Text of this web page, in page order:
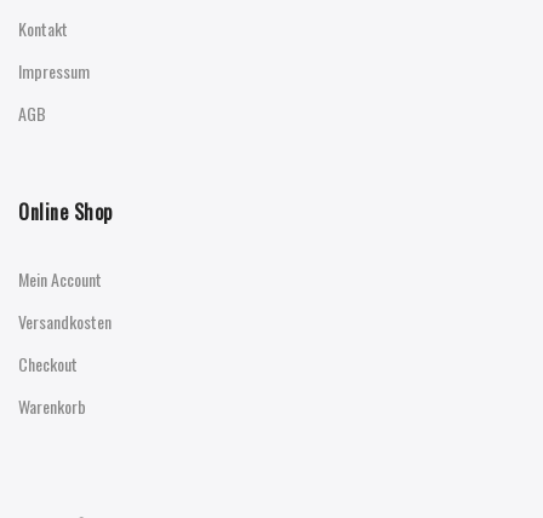
Kontakt
Impressum
AGB
Online Shop
Mein Account
Versandkosten
Checkout
Warenkorb